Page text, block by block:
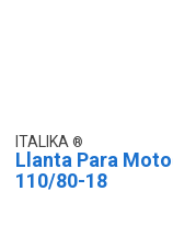
ITALIKA
Llanta Para
110/80-18